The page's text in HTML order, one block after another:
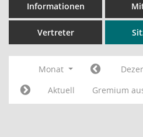
Informationen
Vertreter
Monat
Aktuell
Gremium